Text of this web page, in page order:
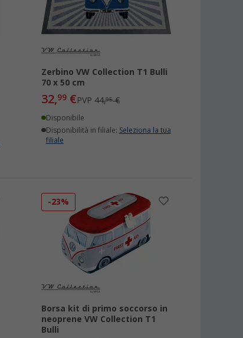
Zerbino VW Collection T1 Bulli
70 x 50 cm
32,99 €PVP44,95€
Disponibile
Disponibilità in filiale: Seleziona la tua
filiale
-23%
Borsa kit di primo soccorso in
neoprene VW Collection T1
Bulli